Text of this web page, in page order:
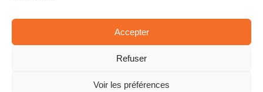
Accepter
Refuser
Voir les préférences